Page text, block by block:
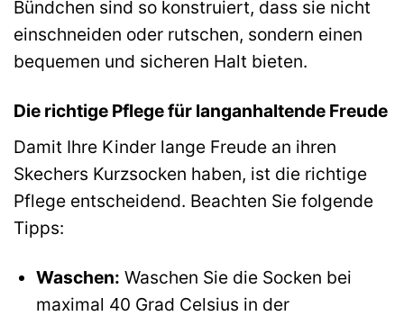
Bündchen sind so konstruiert, dass sie nicht
einschneiden oder rutschen, sondern einen
bequemen und sicheren Halt bieten.
Die richtige Pflege für langanhaltende Freude
Damit Ihre Kinder lange Freude an ihren
Skechers Kurzsocken haben, ist die richtige
Pflege entscheidend. Beachten Sie folgende
Tipps:
Waschen: Waschen Sie die Socken bei
maximal 40 Grad Celsius in der